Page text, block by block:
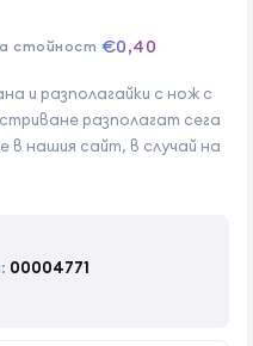
и разполагайки с нож с
разполагат сега
в нашия сайт, в случай на
00004771
стойност €0,40